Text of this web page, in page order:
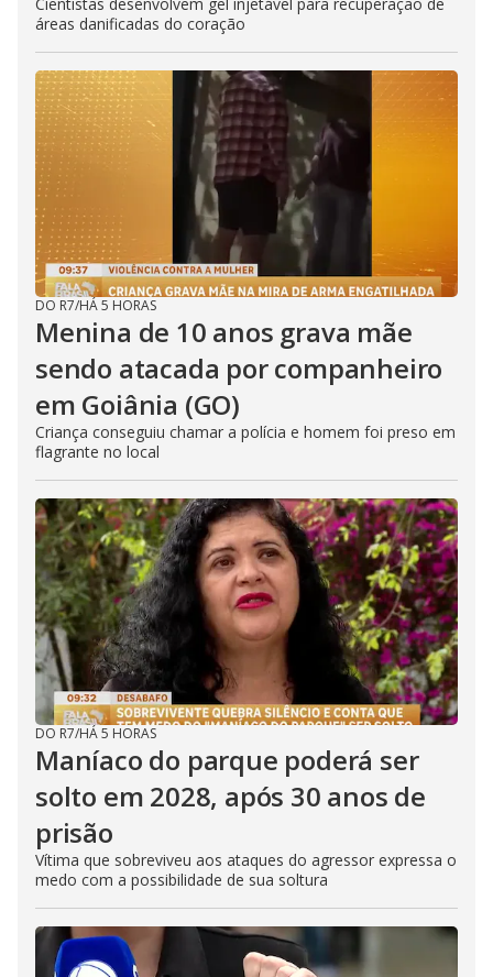
áreas danificadas do coração
DO R7/HÁ 5 HORAS
Menina de 10 anos grava mãe
sendo atacada por companheiro
em Goiânia (GO)
Criança conseguiu chamar a polícia e homem foi preso em
flagrante no local
DO R7/HÁ 5 HORAS
Maníaco do parque poderá ser
solto em 2028, após 30 anos de
prisão
Vítima que sobreviveu aos ataques do agressor expressa o
medo com a possibilidade de sua soltura